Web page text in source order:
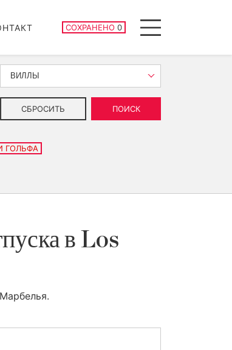
СОХРАНЕНО 0
СОХРАНЕННЫЕ ОБЪЕКТЫ
Menu
ВИЛЛЫ
СБРОСИТЬ ПОИСК
ГОЛЬФА
в Los